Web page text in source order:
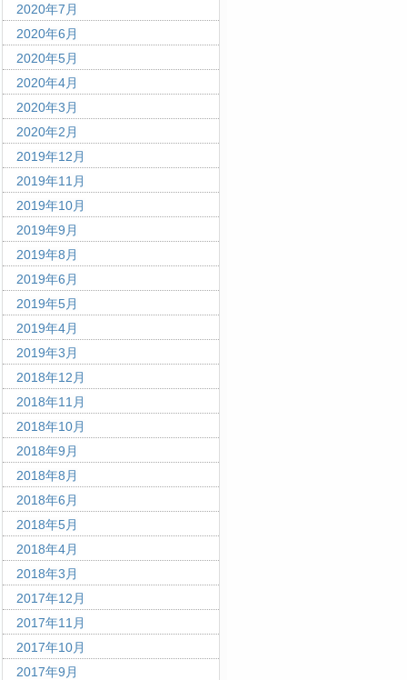
2020年7月
2020年6月
2020年5月
2020年4月
2020年3月
2020年2月
2019年12月
2019年11月
2019年10月
2019年9月
2019年8月
2019年6月
2019年5月
2019年4月
2019年3月
2018年12月
2018年11月
2018年10月
2018年9月
2018年8月
2018年6月
2018年5月
2018年4月
2018年3月
2017年12月
2017年11月
2017年10月
2017年9月